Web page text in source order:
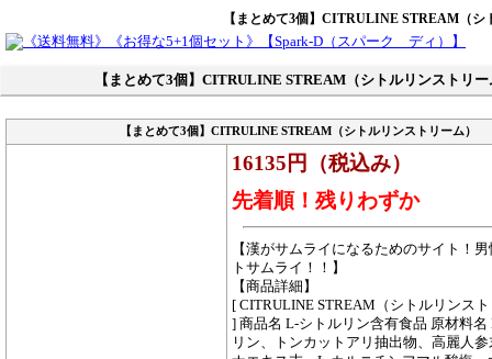
【まとめて3個】CITRULINE STREAM（シ
【まとめて3個】CITRULINE STREAM（シトルリンストリー
【まとめて3個】CITRULINE STREAM（シトルリンストリーム）
16135円（税込み）
先着順！残りわずか
【漢がサムライになるためのサイト！
トサムライ！！】
【商品詳細】
[ CITRULINE STREAM（シトルリンス
] 商品名 L-シトルリン含有食品 原材料名
リン、トンカットアリ抽出物、高麗人